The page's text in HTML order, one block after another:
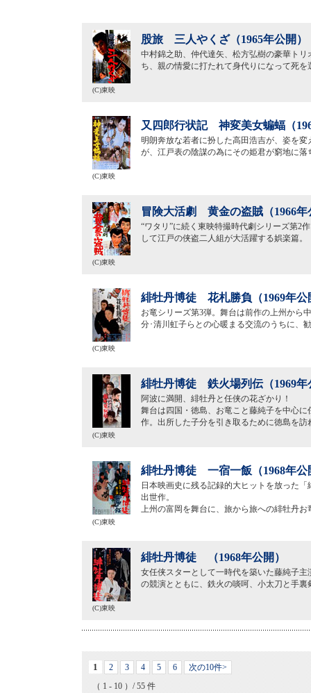
股旅 三人やくざ（1965年公開）
中村錦之助、仲代達矢、松方弘樹の豪華ト
ち、親の情愛に打たれて身代りになって死
(C)東映
又四郎行状記 神変美女蝙蝠（
明朗奔放な若者に扮した高田浩吉が、姿を
が、江戸表の陰謀の為にその姫君が窮地に
(C)東映
冒険大活劇 黄金の盗賊（1966年
“ワタリ”に続く東映特撮時代劇シリーズ第2
して江戸の侠盗二人組が大活躍する娯楽篇。
(C)東映
緋牡丹博徒 花札勝負（1969年公
お竜シリーズ第3弾。舞台は前作の上州から
分･清川虹子らとの心暖まる交流のうちに、
(C)東映
緋牡丹博徒 鉄火場列伝（1969年
阿波に満開、緋牡丹と任侠の花ざかり！
舞台は四国・徳島、お竜こと藤純子を中心
作。出所した子分を引き取るために徳島を訪
(C)東映
緋牡丹博徒 一宿一飯（1968年公
日本映画史に残る記録的大ヒットを放った
出世作。
上州の富岡を舞台に、旅から旅への緋牡丹
(C)東映
緋牡丹博徒 （1968年公開）
女任侠スターとして一時代を築いた藤純子
の競演とともに、鉄火の啖呵、小太刀と手
(C)東映
1 2 3 4 5 6
次の10件>
（ 1 - 10 ）/ 55 件